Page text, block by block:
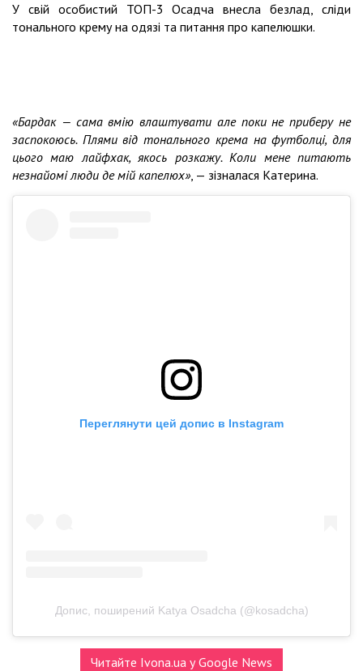
У свій особистий ТОП-3 Осадча внесла безлад, сліди
тонального крему на одязі та питання про капелюшки.
«Бардак — сама вмію влаштувати але поки не приберу не
заспокоюсь. Плями від тонального крема на футболці, для
цього маю лайфхак, якось розкажу. Коли мене питають
незнайомі люди де мій капелюх», — зізналася Катерина.
Переглянути цей допис в Instagram
Допис, поширений Katya Osadcha (@kosadcha)
Читайте Ivona.ua у Google News